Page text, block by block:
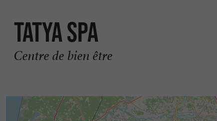
Tatya SPA
Centre de bien être